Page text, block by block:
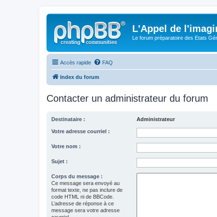
L'Appel de
Le forum préparatoire des Etats
Accès rapide FAQ
Index du forum
Contacter un administrateur du forum
Destinataire : Administrateur
Votre adresse courriel :
Votre nom :
Sujet :
Corps du message :
Ce message sera envoyé au
format texte, ne pas inclure de
code HTML ni de BBCode.
L’adresse de réponse à ce
message sera votre adresse